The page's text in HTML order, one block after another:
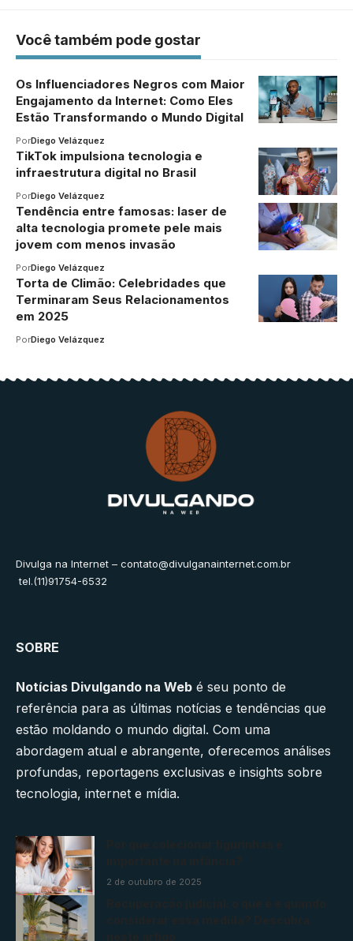
Você também pode gostar
Os Influenciadores Negros com Maior
Engajamento da Internet: Como Eles
Estão Transformando o Mundo Digital
PorDiego Velázquez
TikTok impulsiona tecnologia e
infraestrutura digital no Brasil
PorDiego Velázquez
Tendência entre famosas: laser de
alta tecnologia promete pele mais
jovem com menos invasão
PorDiego Velázquez
Torta de Climão: Celebridades que
Terminaram Seus Relacionamentos
em 2025
PorDiego Velázquez
Divulga na Internet – contato@divulganainternet.com.br
tel.(11)91754-6532
SOBRE
Notícias Divulgando na Web é seu ponto de
referência para as últimas notícias e tendências que
estão moldando o mundo digital. Com uma
abordagem atual e abrangente, oferecemos análises
profundas, reportagens exclusivas e insights sobre
tecnologia, internet e mídia.
2 de outubro de 2025